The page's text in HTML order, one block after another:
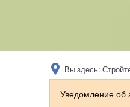
Вы здесь:
Уведомление об